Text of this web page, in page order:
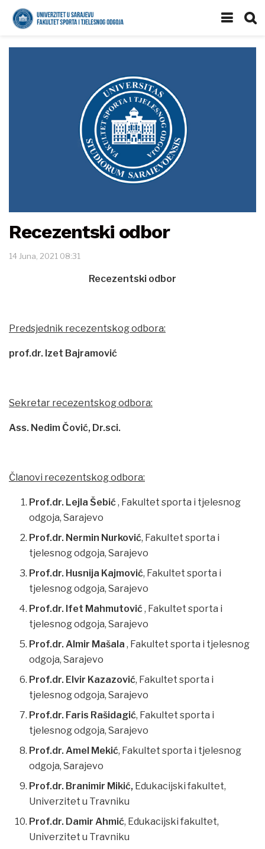
Recezentski odbor
14 Juna, 2021 08:31
Recezentski odbor
Predsjednik recezentskog odbora:
prof.dr. Izet Bajramović
Sekretar recezentskog odbora:
Ass. Nedim Čović, Dr.sci.
Članovi recezentskog odbora:
Prof.dr. Lejla Šebić, Fakultet sporta i tjelesnog
odgoja, Sarajevo
Prof.dr. Nermin Nurković, Fakultet sporta i
tjelesnog odgoja, Sarajevo
Prof.dr. Husnija Kajmović, Fakultet sporta i
tjelesnog odgoja, Sarajevo
Prof.dr. Ifet Mahmutović, Fakultet sporta i
tjelesnog odgoja, Sarajevo
Prof.dr. Almir Mašala, Fakultet sporta i tjelesnog
odgoja, Sarajevo
Prof.dr. Elvir Kazazović, Fakultet sporta i
tjelesnog odgoja, Sarajevo
Prof.dr. Faris Rašidagić, Fakultet sporta i
tjelesnog odgoja, Sarajevo
Prof.dr. Amel Mekić, Fakultet sporta i tjelesnog
odgoja, Sarajevo
Prof.dr. Branimir Mikić, Edukacijski fakultet,
Univerzitet u Travniku
Prof.dr. Damir Ahmić, Edukacijski fakultet,
Univerzitet u Travniku